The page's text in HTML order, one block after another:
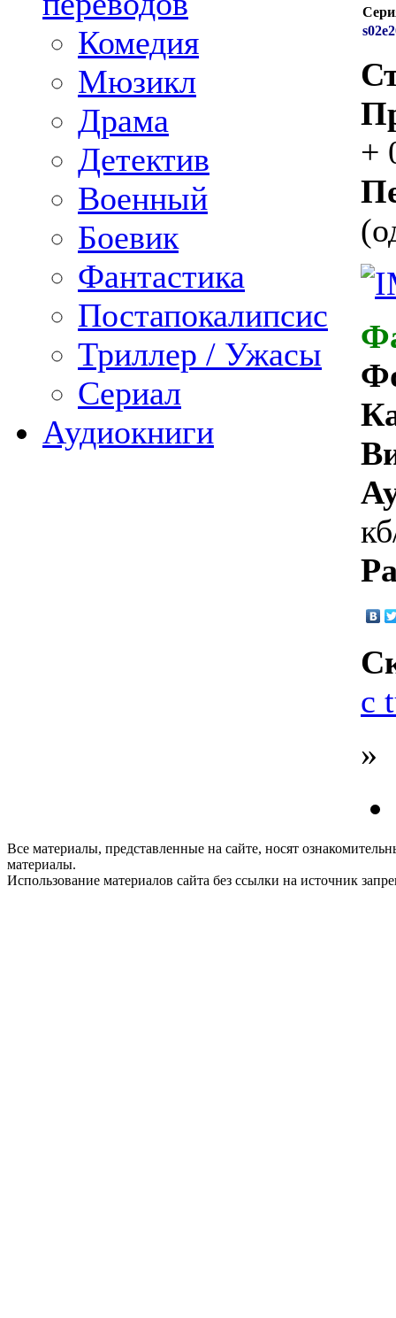
Комедия
Мюзикл
Драма
Детектив
Военный
Боевик
Фантастика
Постапокалипсис
Триллер / Ужасы
Сериал
Аудиокниги
+
с
»
Все материалы, представленные на сайте, носят
материалы.
Использование материалов сайта без ссылки на источник